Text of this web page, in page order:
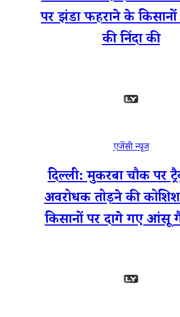
पर झंडा फहराने के
की निंदा की
एजेंसी न्यूज
दिल्ली: मुकरबा चौक पर
अवरोधक तोड़ने की
किसानों पर दागे गए आंसू